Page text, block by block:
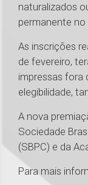
naturalizados
permanente no
As inscrições
de fevereiro,
impressas fora
elegibilidade,
A nova
Sociedade
(SBPC) e da
Para mais